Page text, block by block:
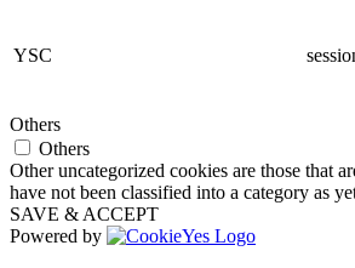
YSC
Others
Others
Other uncategorized cookies are those that
have not been classified into a category as
SAVE & ACCEPT
Powered by